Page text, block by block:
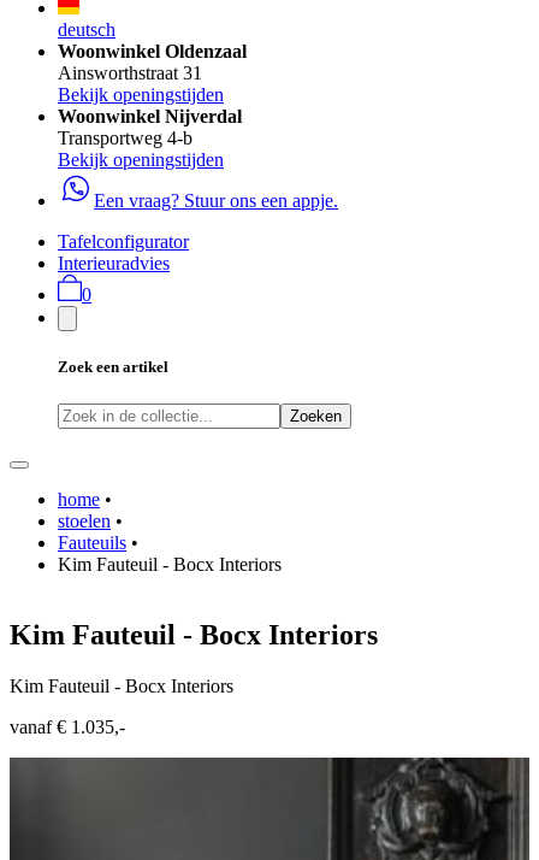
deutsch
Woonwinkel Oldenzaal
Ainsworthstraat 31
Bekijk openingstijden
Woonwinkel Nijverdal
Transportweg 4-b
Bekijk openingstijden
Een vraag? Stuur ons een appje.
Tafelconfigurator
Interieuradvies
0
Zoek een artikel
Zoeken
home •
stoelen •
Fauteuils •
Kim Fauteuil - Bocx Interiors
Kim Fauteuil - Bocx Interiors
Kim Fauteuil - Bocx Interiors
vanaf € 1.035,-